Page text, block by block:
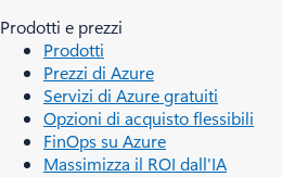
Prodotti e prezzi
Prodotti
Prezzi di Azure
Servizi di Azure gratuiti
Opzioni di acquisto flessibili
FinOps su Azure
Massimizza il ROI dall'IA